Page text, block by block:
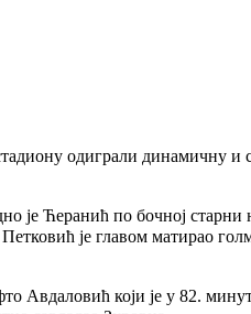
одиграли динамичну и
је Ћеранић по бочној
је главом матирао
Авдаловић који је у 82.